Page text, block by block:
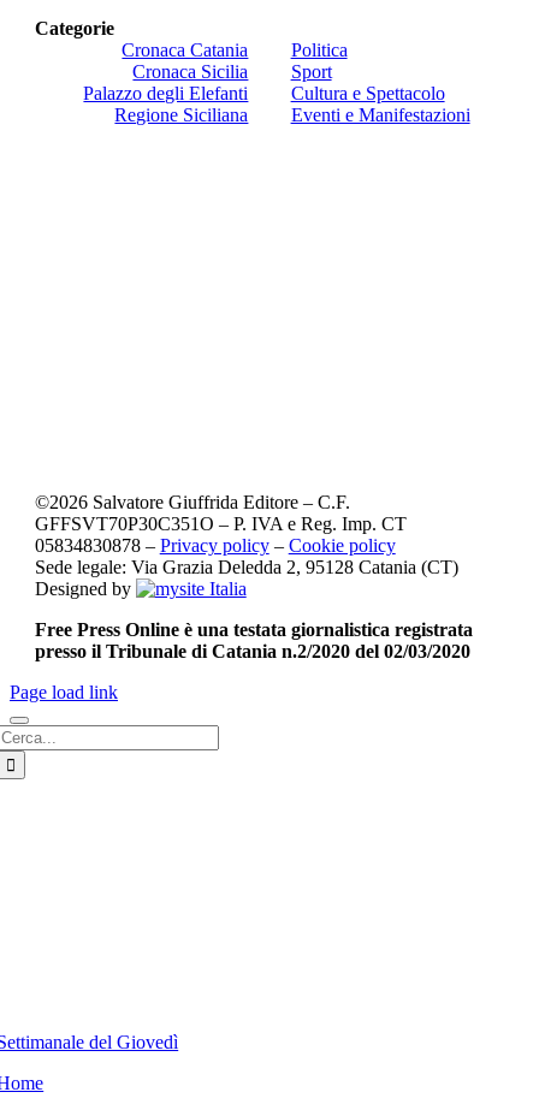
Categorie
Cronaca Catania
Cronaca Sicilia
Palazzo degli Elefanti
Regione Siciliana
Politica
Sport
Cultura e Spettacolo
Eventi e Manifestazioni
©2026Salvatore Giuffrida Editore – C.F.
GFFSVT70P30C351O – P. IVA e Reg. Imp. CT
05834830878 – Privacy policy– Cookie policy
Sede legale: Via Grazia Deledda 2, 95128 Catania (CT)
Designed by
Free Press Online è una testata giornalistica registrata
presso il Tribunale di Catania n.2/2020 del 02/03/2020
Page load link
del Giovedì